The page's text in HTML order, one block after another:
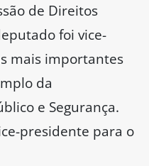
de Direitos
foi vice-
mais importantes
da
e Segurança.
presidente para o